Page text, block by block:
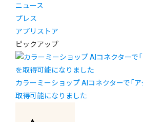
ニュース
プレス
アプリストア
ピックアップ
カラーミーショップ AIコネクターで「
取得可能になりました